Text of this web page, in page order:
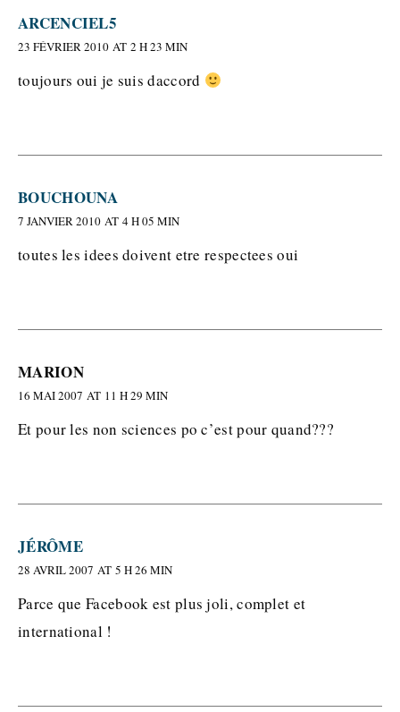
ARCENCIEL5
23 FÉVRIER 2010 AT 2 H 23 MIN
toujours oui je suis daccord
BOUCHOUNA
7 JANVIER 2010 AT 4 H 05 MIN
toutes les idees doivent etre respectees oui
MARION
16 MAI 2007 AT 11 H 29 MIN
Et pour les non sciences po c’est pour quand???
JÉRÔME
28 AVRIL 2007 AT 5 H 26 MIN
Parce que Facebook est plus joli, complet et
international !